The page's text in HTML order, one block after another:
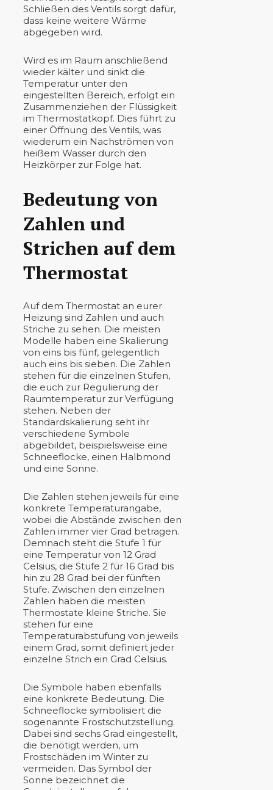
Schließen des Ventils sorgt dafür,
dass keine weitere Wärme
abgegeben wird.
Wird es im Raum anschließend
wieder kälter und sinkt die
Temperatur unter den
eingestellten Bereich, erfolgt ein
Zusammenziehen der Flüssigkeit
im Thermostatkopf. Dies führt zu
einer Öffnung des Ventils, was
wiederum ein Nachströmen von
heißem Wasser durch den
Heizkörper zur Folge hat.
Bedeutung von
Zahlen und
Strichen auf dem
Thermostat
Auf dem Thermostat an eurer
Heizung sind Zahlen und auch
Striche zu sehen. Die meisten
Modelle haben eine Skalierung
von eins bis fünf, gelegentlich
auch eins bis sieben. Die Zahlen
stehen für die einzelnen Stufen,
die euch zur Regulierung der
Raumtemperatur zur Verfügung
stehen. Neben der
Standardskalierung seht ihr
verschiedene Symbole
abgebildet, beispielsweise eine
Schneeflocke, einen Halbmond
und eine Sonne.
Die Zahlen stehen jeweils für eine
konkrete Temperaturangabe,
wobei die Abstände zwischen den
Zahlen immer vier Grad betragen.
Demnach steht die Stufe 1 für
eine Temperatur von 12 Grad
Celsius, die Stufe 2 für 16 Grad bis
hin zu 28 Grad bei der fünften
Stufe. Zwischen den einzelnen
Zahlen haben die meisten
Thermostate kleine Striche. Sie
stehen für eine
Temperaturabstufung von jeweils
einem Grad, somit definiert jeder
einzelne Strich ein Grad Celsius.
Die Symbole haben ebenfalls
eine konkrete Bedeutung. Die
Schneeflocke symbolisiert die
sogenannte Frostschutzstellung.
Dabei sind sechs Grad eingestellt,
die benötigt werden, um
Frostschäden im Winter zu
vermeiden. Das Symbol der
Sonne bezeichnet die